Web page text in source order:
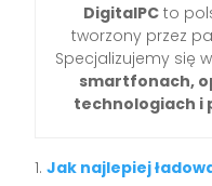
DigitalPCto
tworzony przez
Specjalizujemy się w
smartfonach,
technologiach i
Jak najlepiej